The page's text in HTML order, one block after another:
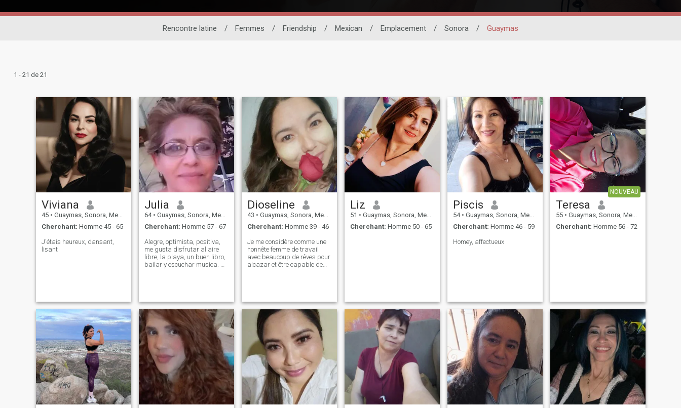
Rencontre latine / Femmes / Friendship / Mexican / Emplacement / Sonora / Guaymas
1 - 21 de 21
Viviana
45 • Guaymas, Sonora, Mexique
Cherchant: Homme 45 - 65
J'étais heureux, dansant,
lisant
Julia
64 • Guaymas, Sonora, Mexique
Cherchant: Homme 57 - 67
Alegre, optimista, positiva,
me gusta disfrutar al aire
libre, la playa, un buen libro,
bailar y escuchar musica. Mi
Dioseline
43 • Guaymas, Sonora, Mexique
Cherchant: Homme 39 - 46
Je me considère comme une
honnête femme de travail
avec beaucoup de rêves pour
alcazar et être capable de
Liz
51 • Guaymas, Sonora, Mexique
Cherchant: Homme 50 - 65
Piscis
54 • Guaymas, Sonora, Mexique
Cherchant: Homme 46 - 59
Homey, affectueux
NOUVEAU
Teresa
55 • Guaymas, Sonora, Mexique
Cherchant: Homme 56 - 72